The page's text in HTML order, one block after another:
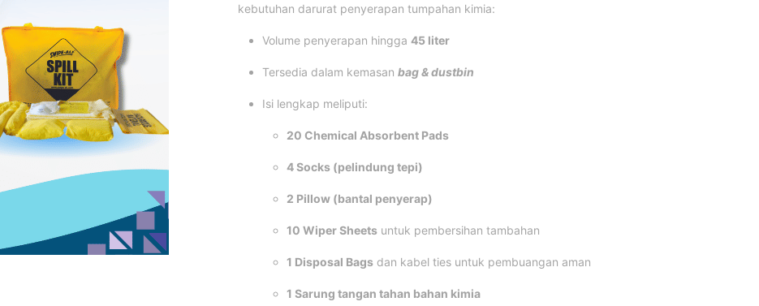
kebutuhan darurat penyerapan tumpahan kimia:
Volume penyerapan hingga 45 liter
Tersedia dalam kemasan bag & dustbin
Isi lengkap meliputi:
20 Chemical Absorbent Pads
4 Socks (pelindung tepi)
2 Pillow (bantal penyerap)
10 Wiper Sheets untuk pembersihan tambahan
1 Disposal Bags dan kabel ties untuk pembuangan aman
1 Sarung tangan tahan bahan kimia